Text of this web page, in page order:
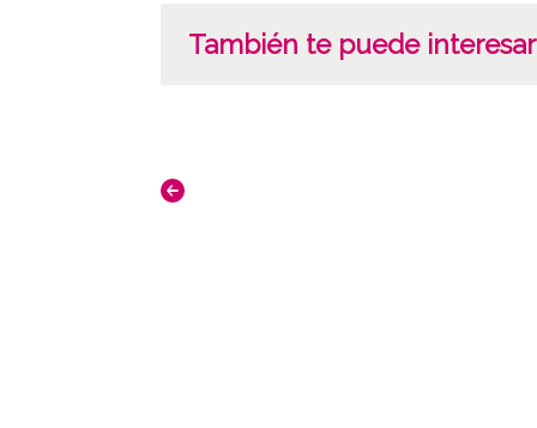
También te puede interesar